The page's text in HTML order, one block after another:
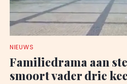
NIEUWS
Familiedrama aan
smoort vader drie